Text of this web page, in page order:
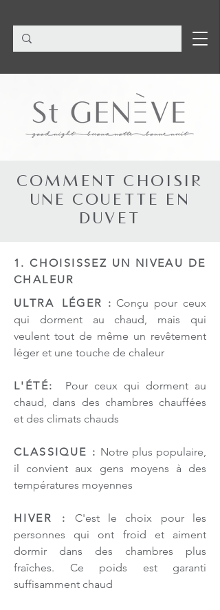
COMMENT CHOISIR
UNE COUETTE EN
DUVET
1. CHOISISSEZ UN NIVEAU DE
CHALEUR
ULTRA LÉGER :Conçu pour ceux
qui dorment au chaud, mais qui
veulent tout de même un revêtement
léger et une touche de chaleur
L'ÉTÉ:
Pour ceux qui dorment au
chaud, dans des chambres chauffées
et des climats chauds
CLASSIQUE : Notre plus populaire,
il convient aux gens moyens à des
températures moyennes
HIVER :
C'est le choix pour les
personnes qui ont froid et aiment
dormir dans des chambres plus
fraîches. Ce poids est garanti
suffisamment chaud